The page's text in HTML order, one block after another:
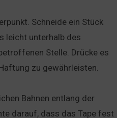
Schneide ein Stück
leicht unterhalb des
Stelle. Drücke es
zu gewährleisten.
Bahnen entlang der
darauf, dass das Tape fest